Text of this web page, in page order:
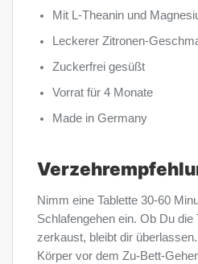
Mit L-Theanin und
Leckerer Zitronen-
Zuckerfrei gesüßt
Vorrat für 4 Monate
Made in Germany
Nimm eine Tablette 30-60
Schlafengehen ein. Ob Du die
zerkaust, bleibt dir
Körper vor dem Zu-Bett-